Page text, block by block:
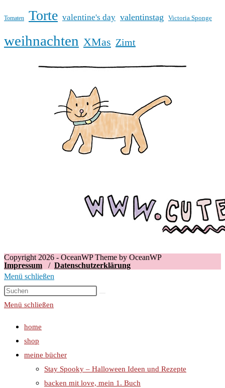
Tomaten Torte valentine's day valentinstag Victoria Sponge
weihnachten XMas Zimt
Copyright 2026 - OceanWP Theme by OceanWP
Impressum / Datenschutzerklärung
Menü schließen
Menü schließen
home
shop
meine bücher
Stay Spooky – Halloween Ideen und Rezepte
backen mit love, mein 1. Buch